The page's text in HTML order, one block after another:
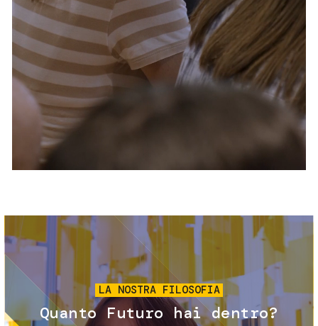
Servizi e accessibilità
Contatti
FAQ
Biglietti
Immagine
LA NOSTRA FILOSOFIA
Quanto Futuro hai dentro?